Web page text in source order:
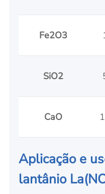
Fe2O3
SiO2
CaO
Aplicação e
lantânio